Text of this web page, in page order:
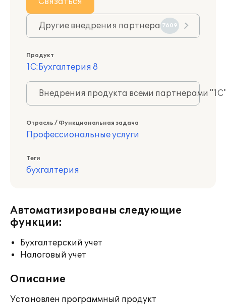
Другие внедрения партнера 7609
Продукт
1С:Бухгалтерия 8
Внедрения продукта всеми партнерами
Отрасль / Функциональная задача
Профессиональные услуги
Теги
бухгалтерия
Автоматизированы следующие
функции:
Бухгалтерский учет
Налоговый учет
Описание
Установлен программный продукт